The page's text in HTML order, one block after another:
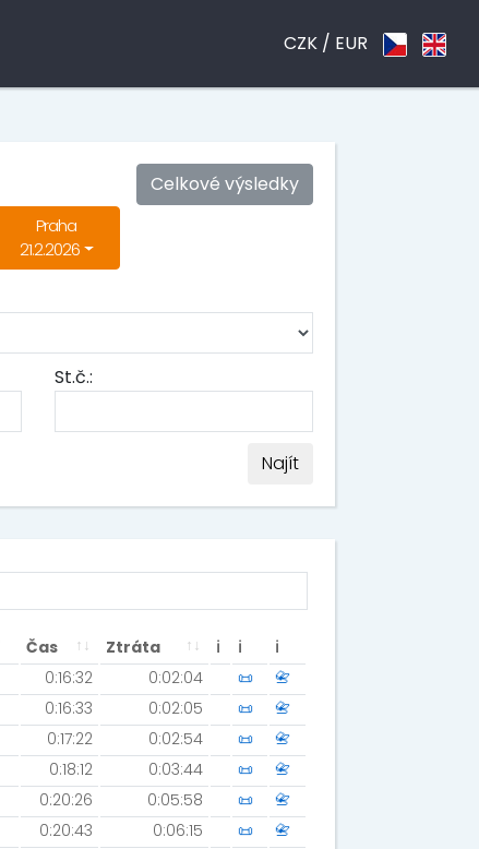
CZK / EUR
Celkové výsledky
Praha
21.2.2026
St.č.:
Najít
Čas Ztráta ℹ ℹ
ℹ
0:16:32 0:02:04 📜
📇
0:16:33 0:02:05 📜
📇
0:17:22 0:02:54 📜
📇
0:18:12 0:03:44 📜
📇
0:20:26 0:05:58 📜
📇
0:20:43 0:06:15 📜
📇